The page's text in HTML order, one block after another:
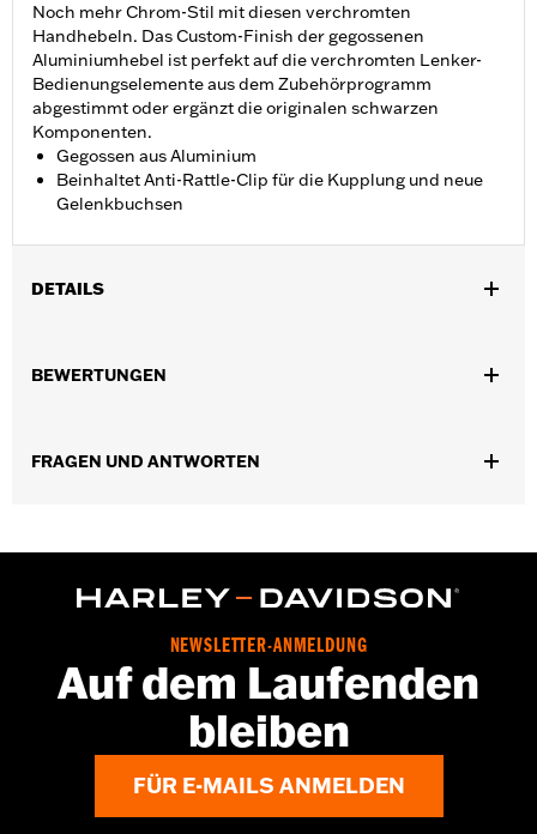
Noch mehr Chrom-Stil mit diesen verchromten
Handhebeln. Das Custom-Finish der gegossenen
Aluminiumhebel ist perfekt auf die verchromten Lenker-
Bedienungselemente aus dem Zubehörprogramm
abgestimmt oder ergänzt die originalen schwarzen
Komponenten.
Gegossen aus Aluminium
Beinhaltet Anti-Rattle-Clip für die Kupplung und neue
Gelenkbuchsen
DETAILS
Installationsanleitung
In der Box: Brems- und Kupplungshebel, Anti-Rattle-Clip für die
BEWERTUNGEN
FRAGEN UND ANTWORTEN
NEWSLETTER-ANMELDUNG
Auf dem Laufenden
bleiben
FÜR E-MAILS ANMELDEN